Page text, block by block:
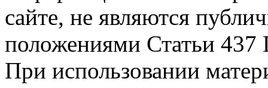
сайте, не являются
положениями Статьи 437
При использовании